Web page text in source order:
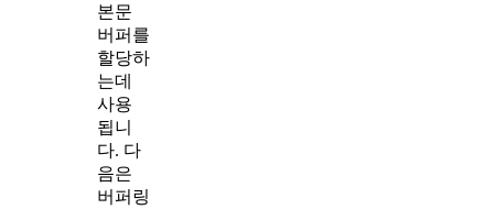
본문
버퍼를
할당하
는데
사용
됩니
다. 다
음은
버퍼링